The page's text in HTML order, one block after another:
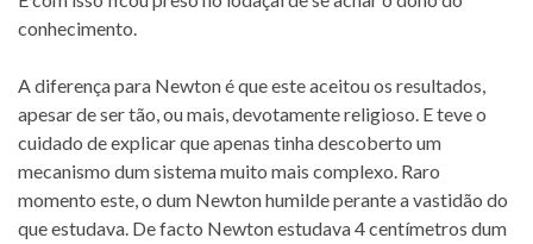
conhecimento.
A diferença para Newton é que este aceitou os resultados,
apesar de ser tão, ou mais, devotamente religioso. E teve o
cuidado de explicar que apenas tinha descoberto um
mecanismo dum sistema muito mais complexo. Raro
momento este, o dum Newton humilde perante a vastidão do
que estudava. De facto Newton estudava 4 centímetros dum